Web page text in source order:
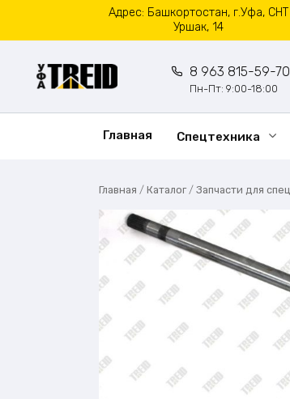
содержанию
Адрес: Башкортостан, г.Уфа, СНТ
Уршак, 14
8 963 815-59-70
Пн-Пт: 9:00-18:00
Главная Спецтехника
Главная / Каталог/ Запчасти для